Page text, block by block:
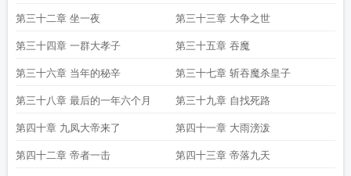
第三十二章 坐一夜 第三十三章 大争之世
第三十四章 一群大孝子 第三十五章 吞魔
第三十六章 当年的秘辛 第三十七章 斩吞魔杀皇子
第三十八章 最后的一年六个月 第三十九章 自找死路
第四十章 九凤大帝来了 第四十一章 大雨滂泼
第四十二章 帝者一击 第四十三章 帝落九天